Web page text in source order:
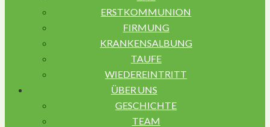
ERSTKOMMUNION
FIRMUNG
KRANKENSALBUNG
TAUFE
WIEDEREINTRITT
ÜBER UNS
GESCHICHTE
TEAM